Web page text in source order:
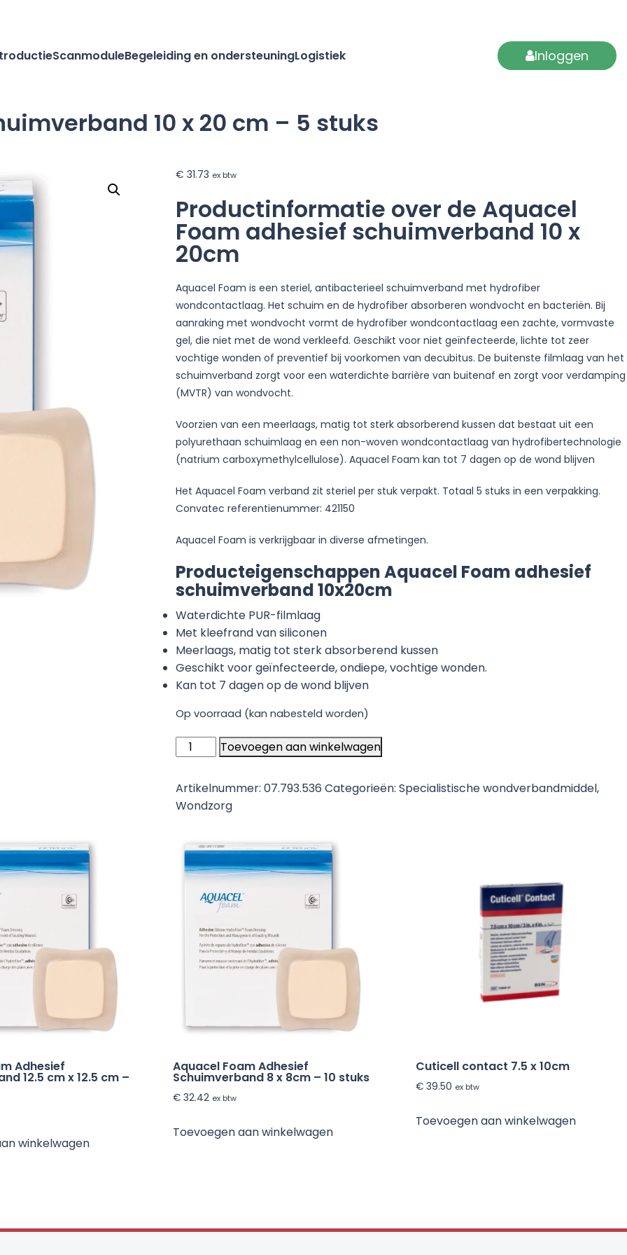
ScanmoduleBegeleiding en ondersteuningLogistiek Inloggen
10 x 20 cm – 5 stuks
€ 31.73 ex btw
Productinformatie over de Aquacel
Foam adhesief schuimverband 10 x
20cm
Aquacel Foam is een steriel, antibacterieel schuimverband met hydrofiber
wondcontactlaag. Het schuim en de hydrofiber absorberen wondvocht en bacteriën. Bij
aanraking met wondvocht vormt de hydrofiber wondcontactlaag een zachte, vormvaste
gel, die niet met de wond verkleefd. Geschikt voor niet geïnfecteerde, lichte tot zeer
vochtige wonden of preventief bij voorkomen van decubitus. De buitenste filmlaag van het
schuimverband zorgt voor een waterdichte barrière van buitenaf en zorgt voor verdamping
(MVTR) van wondvocht.
Voorzien van een meerlaags, matig tot sterk absorberend kussen dat bestaat uit een
polyurethaan schuimlaag en een non-woven wondcontactlaag van hydrofibertechnologie
(natrium carboxymethylcellulose). Aquacel Foam kan tot 7 dagen op de wond blijven
Het Aquacel Foam verband zit steriel per stuk verpakt. Totaal 5 stuks in een verpakking.
Convatec referentienummer: 421150
Aquacel Foam is verkrijgbaar in diverse afmetingen.
Producteigenschappen Aquacel Foam adhesief
schuimverband 10x20cm
Waterdichte PUR-filmlaag
Met kleefrand van siliconen
Meerlaags, matig tot sterk absorberend kussen
Geschikt voor geïnfecteerde, ondiepe, vochtige wonden.
Kan tot 7 dagen op de wond blijven
Op voorraad (kan nabesteld worden)
Aquacel
Foam
Adhesief
Schuimverband
10
20
cm
aantal
Toevoegen aan winkelwagen
Artikelnummer: 07.793.536 Categorieën: Specialistische wondverbandmiddel,
Wondzorg
Adhesief
12.5 cm x 12.5 cm –
winkelwagen
Aquacel Foam Adhesief
Schuimverband 8 x 8cm – 10 stuks
€32.42 ex btw
Toevoegen aan winkelwagen
Cuticell contact 7.5 x 10cm
€ 39.50 ex btw
Toevoegen aan winkelwagen